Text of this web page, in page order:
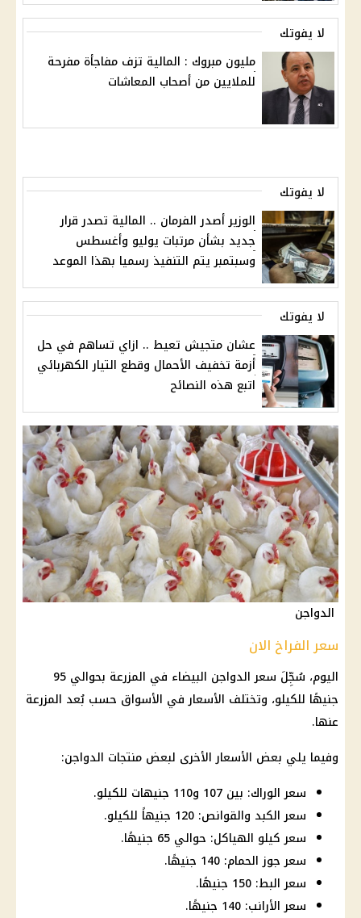
لا يفوتك
مليون مبروك : المالية تزف مفاجأة مفرحة
للملايين من أصحاب المعاشات
لا يفوتك
الوزير أصدر الفرمان .. المالية تصدر قرار
جديد بشأن مرتبات يوليو وأغسطس
وسبتمبر يتم التنفيذ رسميا بهذا الموعد
لا يفوتك
عشان متجيش تعيط .. ازاي تساهم في حل
أزمة تخفيف الأحمال وقطع التيار الكهربائي
اتبع هذه النصائح
الدواجن
سعر الفراخ الان
اليوم، سُجِّلَ سعرالدواجن البيضاء
في المزرعة بحوالي 95
جنيهًا للكيلو، وتختلف الأسعارفي الأسواق حسب بُعد المزرعة
عنها.
وفيما يلي بعض الأسعارالأخرى لبعض منتجات الدواجن:
سعر الوراك: بين 107 و110 جنيهات للكيلو.
سعر الكبد والقوانص: 120 جنيهاً للكيلو.
سعر كيلو الهياكل: حوالي 65 جنيهًا.
سعر جوز الحمام: 140 جنيهًا.
سعر البط: 150 جنيهًا.
سعر الأرانب: 140 جنيهًا.